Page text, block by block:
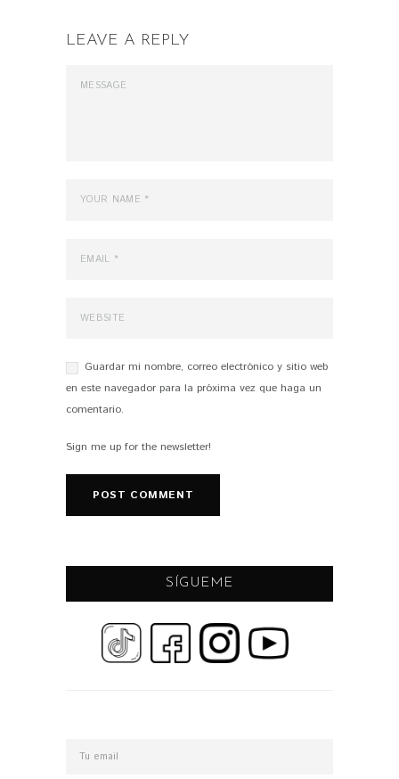
LEAVE A REPLY
Guardar mi nombre, correo electrónico y sitio web
en este navegador para la próxima vez que haga un
comentario.
Sign me up for the newsletter!
SÍGUEME